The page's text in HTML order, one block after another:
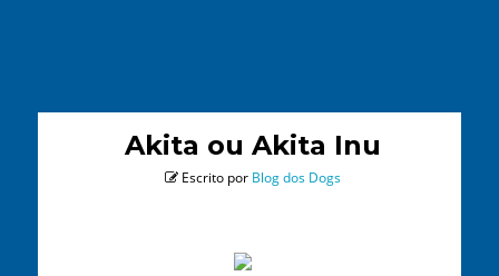
Akita ou Akita Inu
Escrito por Blog dos Dogs